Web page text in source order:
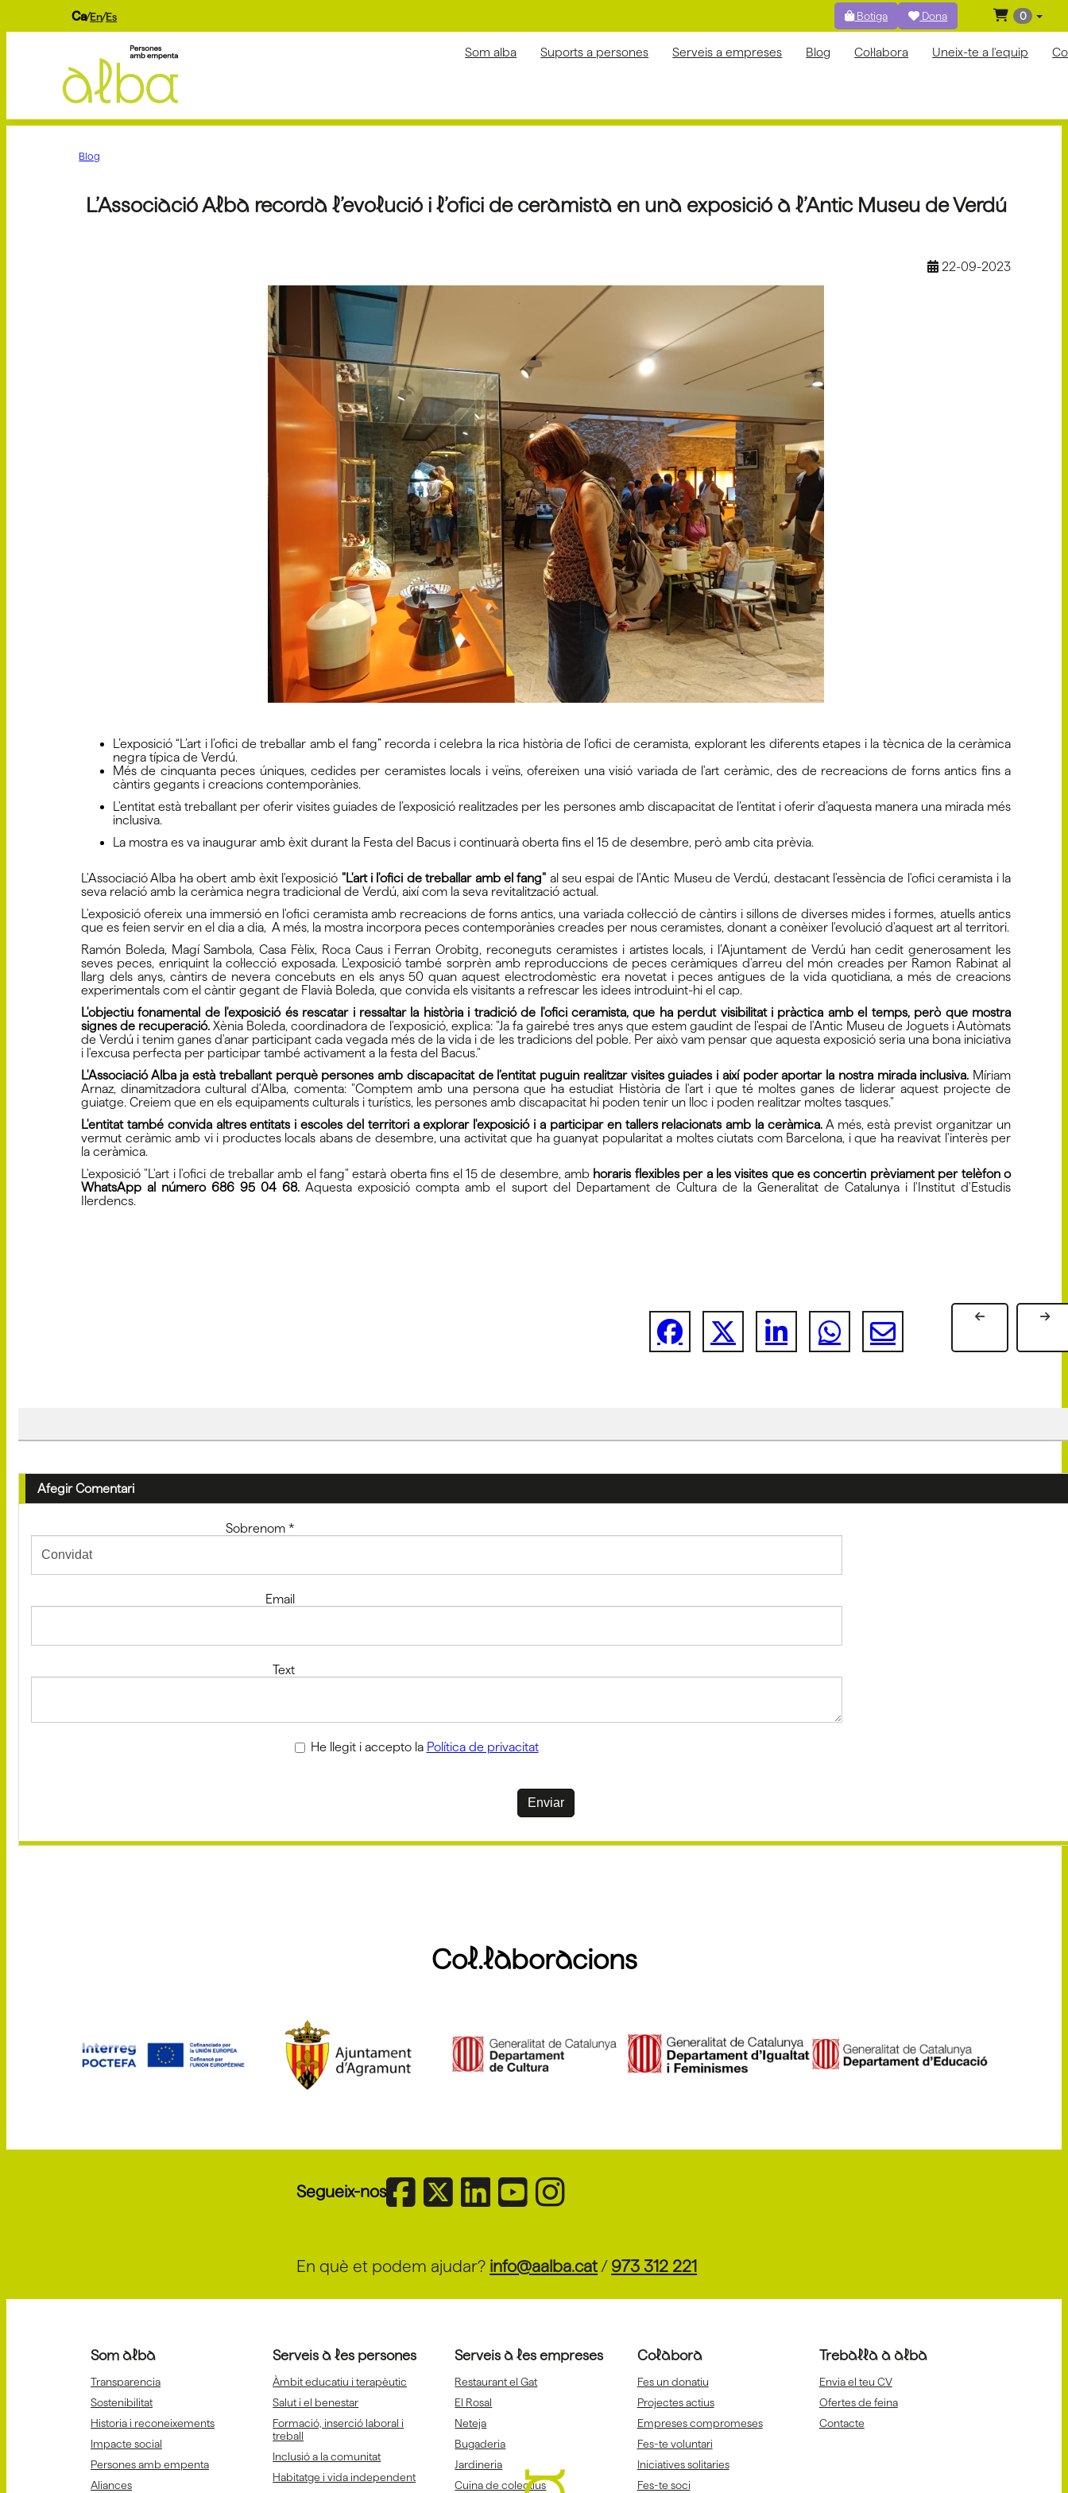
Ca En Es Botiga Dona 0
Som alba Suports a persones Serveis a empreses Blog Col·labora Uneix-te a l'equip
Blog
L’Associació Alba recorda l’evolució i l’ofici de ceramista en una exposició a l’Antic Museu de Verdú
22-09-2023
L’exposició “L’art i l’ofici de treballar amb el fang” recorda i celebra la rica història de l'ofici de ceramista, explorant les diferents etapes i la tècnica de la ceràmica
negra típica de Verdú.
Més de cinquanta peces úniques, cedides per ceramistes locals i veïns, ofereixen una visió variada de l'art ceràmic, des de recreacions de forns antics fins a
càntirs gegants i creacions contemporànies.
L'entitat està treballant per oferir visites guiades de l’exposició realitzades per les persones amb discapacitat de l’entitat i oferir d’aquesta manera una mirada més
inclusiva.
La mostra es va inaugurar amb èxit durant la Festa del Bacus i continuarà oberta fins el 15 de desembre, però amb cita prèvia.
L'Associació Alba ha obert amb èxit l'exposició "L'art i l'ofici de treballar amb el fang" al seu espai de l'Antic Museu de Verdú, destacant l'essència de l'ofici ceramista i la
seva relació amb la ceràmica negra tradicional de Verdú, així com la seva revitalització actual.
L'exposició ofereix una immersió en l'ofici ceramista amb recreacions de forns antics, una variada col·lecció de càntirs i sillons de diverses mides i formes, atuells antics
que es feien servir en el dia a dia, A més, la mostra incorpora peces contemporànies creades per nous ceramistes, donant a conèixer l'evolució d'aquest art al territori.
Ramón Boleda, Magí Sambola, Casa Fèlix, Roca Caus i Ferran Orobitg, reconeguts ceramistes i artistes locals, i l’Ajuntament de Verdú han cedit generosament les
seves peces, enriquint la col·lecció exposada. L'exposició també sorprèn amb reproduccions de peces ceràmiques d'arreu del món creades per Ramon Rabinat al
llarg dels anys, càntirs de nevera concebuts en els anys 50 quan aquest electrodomèstic era novetat i peces antigues de la vida quotidiana, a més de creacions
experimentals com el càntir gegant de Flavià Boleda, que convida els visitants a refrescar les idees introduint-hi el cap.
L'objectiu fonamental de l'exposició és rescatar i ressaltar la història i tradició de l'ofici ceramista, que ha perdut visibilitat i pràctica amb el temps, però que mostra
signes de recuperació.Xènia Boleda, coordinadora de l'exposició, explica: "Ja fa gairebé tres anys que estem gaudint de l'espai de l'Antic Museu de Joguets i Autòmats
de Verdú i tenim ganes d'anar participant cada vegada més de la vida i de les tradicions del poble. Per això vam pensar que aquesta exposició seria una bona iniciativa
i l'excusa perfecta per participar també activament a la festa del Bacus."
L'Associació Alba ja està treballant perquè persones amb discapacitat de l’entitat puguin realitzar visites guiades i així poder aportar la nostra mirada inclusiva. Míriam
Arnaz, dinamitzadora cultural d'Alba, comenta: "Comptem amb una persona que ha estudiat Història de l'art i que té moltes ganes de liderar aquest projecte de
guiatge. Creiem que en els equipaments culturals i turístics, les persones amb discapacitat hi poden tenir un lloc i poden realitzar moltes tasques."
L'entitat també convida altres entitats i escoles del territori a explorar l'exposició i a participar en tallers relacionats amb la ceràmica.A més, està previst organitzar un
vermut ceràmic amb vi i productes locals abans de desembre, una activitat que ha guanyat popularitat a moltes ciutats com Barcelona, i que ha reavivat l'interès per
la ceràmica.
L'exposició "L'art i l'ofici de treballar amb el fang" estarà oberta fins el 15 de desembre, amb horaris flexibles per a les visites que es concertin prèviament per telèfon o
WhatsApp al número 686 95 04 68.Aquesta exposició compta amb el suport del Departament de Cultura de la Generalitat de Catalunya i l'Institut d'Estudis
Ilerdencs.
Afegir Comentari
Sobrenom *
Email
Text
He llegit i accepto la Política de privacitat
Enviar
Col.laboracions
Segueix-nos
En què et podem ajudar? info@aalba.cat / 973 312 221
Som alba
Transparencia
Sostenibilitat
Historia i reconeixements
Impacte social
Persones amb empenta
Aliances
Serveis a les persones
Àmbit educatiu i terapèutic
Salut i el benestar
Formació, inserció laboral i
treball
Inclusió a la comunitat
Habitatge i vida independent
Serveis a les empreses
Restaurant el Gat
El Rosal
Neteja
Bugaderia
Jardineria
Cuina de colectius
Colabora
Fes un donatiu
Projectes actius
Empreses compromeses
Fes-te voluntari
Iniciatives solitaries
Fes-te soci
Treballa a alba
Envia el teu CV
Ofertes de feina
Contacte